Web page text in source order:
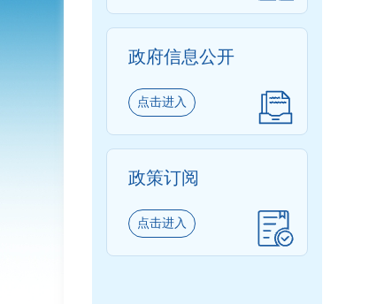
政府信息公开
点击进入
政策订阅
点击进入